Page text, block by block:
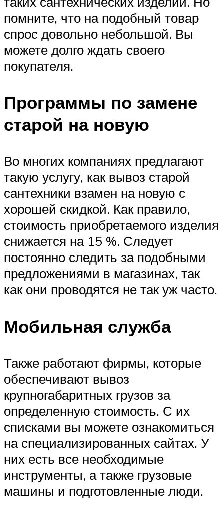
помните, что на подобный товар
спрос довольно небольшой. Вы
можете долго ждать своего
покупателя.
Программы по замене
старой на новую
Во многих компаниях предлагают
такую услугу, как вывоз старой
сантехники взамен на новую с
хорошей скидкой. Как правило,
стоимость приобретаемого изделия
снижается на 15 %. Следует
постоянно следить за подобными
предложениями в магазинах, так
как они проводятся не так уж часто.
Мобильная служба
Также работают фирмы, которые
обеспечивают вывоз
крупногабаритных грузов за
определенную стоимость. С их
списками вы можете ознакомиться
на специализированных сайтах. У
них есть все необходимые
инструменты, а также грузовые
машины и подготовленные люди.